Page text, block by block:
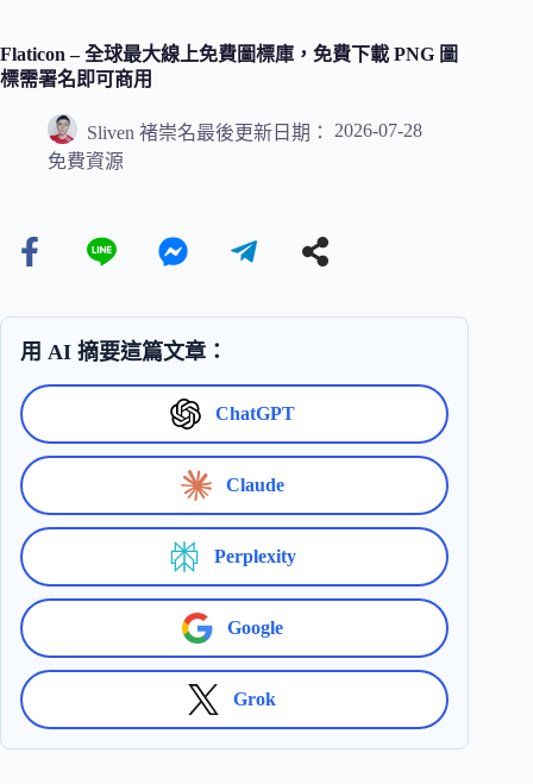
Flaticon – 全球最大線上免費圖標庫，免費下載 PNG 圖
標需署名即可商用
Sliven 褚崇名最後更新日期：
2026-07-28
免費資源
用 AI 摘要這篇文章：
ChatGPT
Claude
Perplexity
Google
Grok